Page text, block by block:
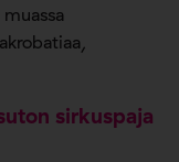
sirkuspaja